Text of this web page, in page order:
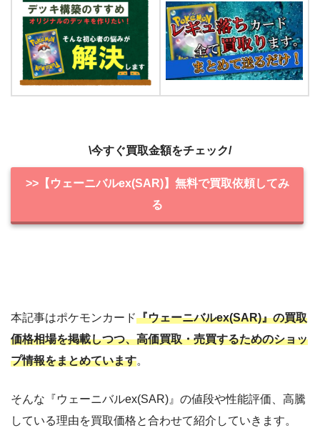
\今すぐ買取金額をチェック/
>>【ウェーニバルex(SAR)】無料で買取依頼してみ
る
本記事はポケモンカード『ウェーニバルex(SAR)』の買取
価格相場を掲載しつつ、高価買取・売買するためのショッ
プ情報をまとめています。
そんな『ウェーニバルex(SAR)』の値段や性能評価、高騰
している理由を買取価格と合わせて紹介していきます。